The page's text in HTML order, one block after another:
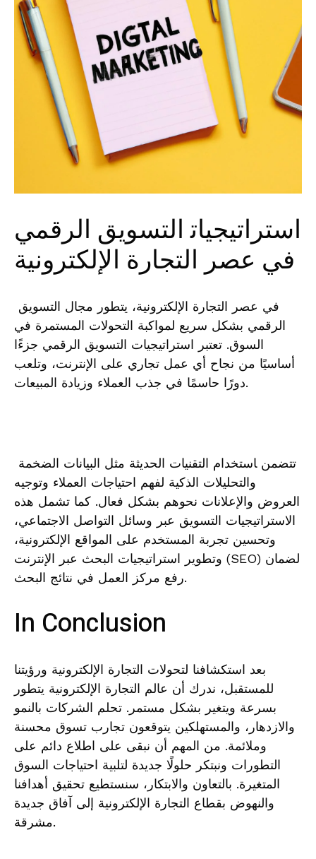
استراتيجيات‍ التسويق الرقمي
في عصر التجارة الإلكترونية
الرقمي بشكل ‌سريع لمواكبة التحولات المستمرة في
السوق. تعتبر استراتيجيات التسويق الرقمي جزءًا
⁣أساسيًا من نجاح أي عمل تجاري ⁢على الإنترنت، وتلعب
دورًا حاسمًا في جذب العملاء وزيادة المبيعات.
والتحليلات الذكية ⁢لفهم احتياجات العملاء وتوجيه
العروض والإعلانات نحوهم بشكل فعال. كما تشمل هذه
الاستراتيجيات التسويق عبر وسائل التواصل الاجتماعي،
وتحسين تجربة المستخدم على المواقع الإلكترونية،⁢
وتطوير استراتيجيات البحث عبر الإنترنت (SEO) لضمان
رفع مركز العمل في نتائج البحث.
In Conclusion
بعد استكشافنا لتحولات التجارة الإلكترونية ورؤيتنا
للمستقبل، ندرك أن عالم التجارة الإلكترونية يتطور
بسرعة ​ويتغير بشكل مستمر. تحلم الشركات ​بالنمو
والازدهار، والمستهلكين يتوقعون تجارب ‌تسوق محسنة
وملائمة. من المهم⁤ أن نبقى على اطلاع دائم على
التطورات ‌ونبتكر حلولًا جديدة لتلبية احتياجات السوق⁤
المتغيرة. بالتعاون والابتكار، ‌سنستطيع تحقيق أهدافنا
والنهوض بقطاع التجارة الإلكترونية إلى آفاق جديدة
مشرقة.